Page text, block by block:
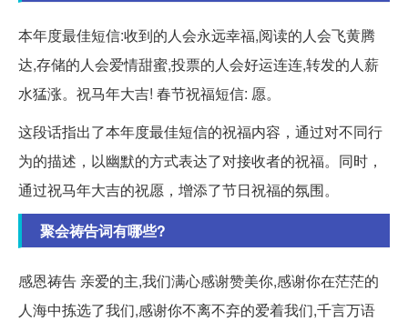
本年度最佳短信:收到的人会永远幸福,阅读的人会飞黄腾
达,存储的人会爱情甜蜜,投票的人会好运连连,转发的人薪
水猛涨。祝马年大吉! 春节祝福短信: 愿。
这段话指出了本年度最佳短信的祝福内容，通过对不同行
为的描述，以幽默的方式表达了对接收者的祝福。同时，
通过祝马年大吉的祝愿，增添了节日祝福的氛围。
聚会祷告词有哪些?
感恩祷告 亲爱的主,我们满心感谢赞美你,感谢你在茫茫的
人海中拣选了我们,感谢你不离不弃的爱着我们,千言万语